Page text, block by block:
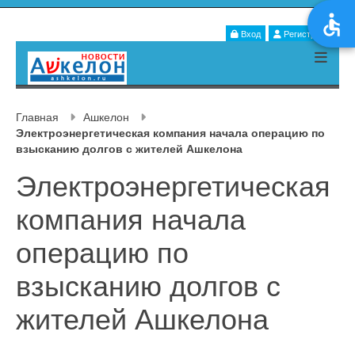
Вход Регистрация
Главная
Ашкелон
Электроэнергетическая компания начала операцию по
взысканию долгов с жителей Ашкелона
Электроэнергетическая
компания начала
операцию по
взысканию долгов с
жителей Ашкелона